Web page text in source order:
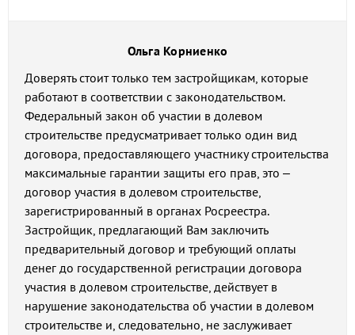
Ольга Корниенко
Доверять стоит только тем застройщикам, которые
работают в соответствии с законодательством.
Федеральный закон об участии в долевом
строительстве предусматривает только один вид
договора, предоставляющего участнику строительства
максимальные гарантии защиты его прав, это –
договор участия в долевом строительстве,
зарегистрированный в органах Росреестра.
Застройщик, предлагающий Вам заключить
предварительный договор и требующий оплаты
денег до государственной регистрации договора
участия в долевом строительстве, действует в
нарушение законодательства об участии в долевом
строительстве и, следовательно, не заслуживает